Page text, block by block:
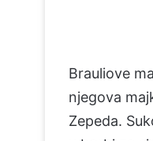
Brauliove
njegova
Zepeda.